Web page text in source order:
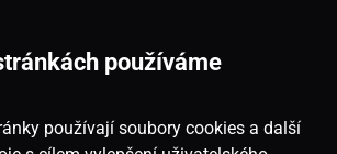
zpracování osobních údajů
používáme
používají soubory cookies a další